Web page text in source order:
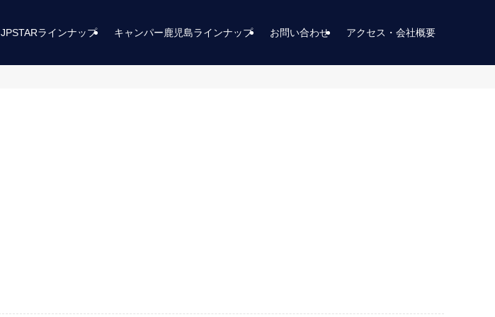
JPSTARラインナップ キャンパー鹿児島ラインナップ お問い合わせ アクセス・会社概要